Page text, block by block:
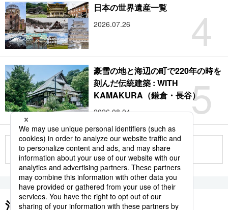
4
日本の世界遺産一覧
2026.07.26
5
豪雪の地と海辺の町で220年の時を
刻んだ伝統建築 : WITH
KAMAKURA（鎌倉・長谷）
2026.08.04
もっと見る
注目のキーワード